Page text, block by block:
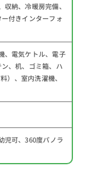
納、冷暖房完備、
付きインターフォ
、電気ケトル、電子
、机、ゴミ箱、ハ
）、室内洗濯機、
児可、360度パノラ